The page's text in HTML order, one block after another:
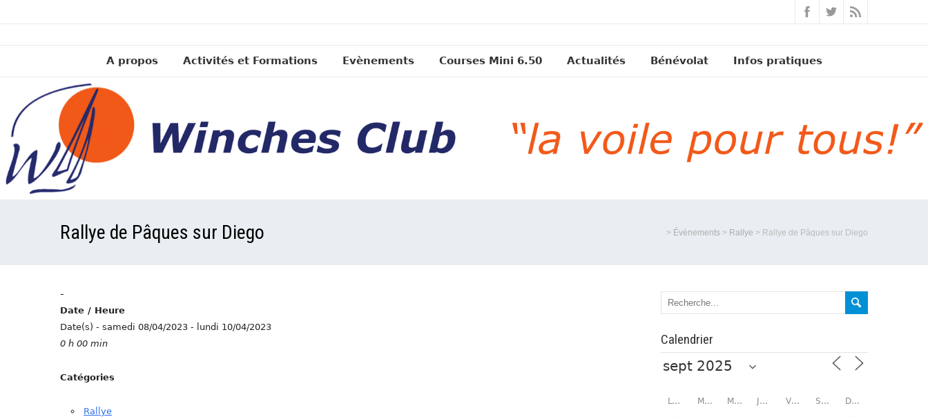
A propos Activités et Formations Evènements Courses Mini 6.50 Actualités Bénévolat Infos pratiques
Rallye de Pâques sur Diego > Évènements > Rallye > Rallye de Pâques sur Diego
-
Date / Heure
Date(s) - samedi 08/04/2023 - lundi 10/04/2023
0 h 00 min
Catégories
Rallye
Calendrier
LUNDI MARDI MERCREDI JEUDI VENDREDI SAMEDI DIMANCHE